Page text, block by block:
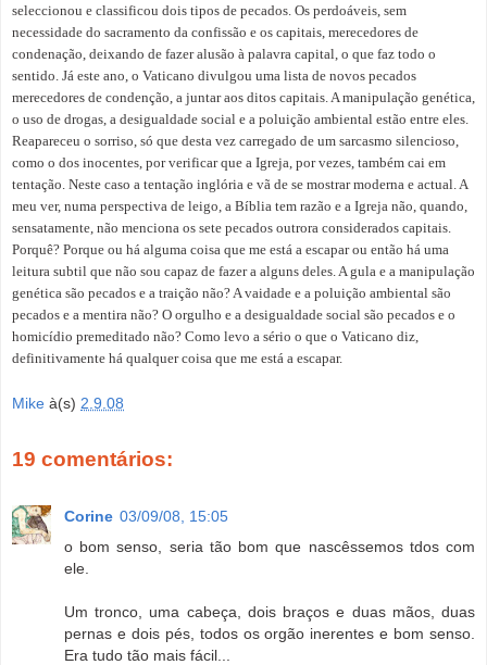
seleccionou e classificou dois tipos de pecados. Os perdoáveis, sem
necessidade do sacramento da confissão e os capitais, merecedores de
condenação, deixando de fazer alusão à palavra capital, o que faz todo o
sentido. Já este ano, o Vaticano divulgou uma lista de novos pecados
merecedores de condenção, a juntar aos ditos capitais. A manipulação genética,
o uso de drogas, a desigualdade social e a poluição ambiental estão entre eles.
Reapareceu o sorriso, só que desta vez carregado de um sarcasmo silencioso,
como o dos inocentes, por verificar que a Igreja, por vezes, também cai em
tentação. Neste caso a tentação inglória e vã de se mostrar moderna e actual. A
meu ver, numa perspectiva de leigo, a Bíblia tem razão e a Igreja não, quando,
sensatamente, não menciona os sete pecados outrora considerados capitais.
Porquê? Porque ou há alguma coisa que me está a escapar ou então há uma
leitura subtil que não sou capaz de fazer a alguns deles. A gula e a manipulação
genética são pecados e a traição não? A vaidade e a poluição ambiental são
pecados e a mentira não? O orgulho e a desigualdade social são pecados e o
homicídio premeditado não? Como levo a sério o que o Vaticano diz,
definitivamente há qualquer coisa que me está a escapar.
Mike à(s) 2.9.08
19 comentários:
Corine 03/09/08, 15:05
o bom senso, seria tão bom que nascêssemos tdos com
ele.
Um tronco, uma cabeça, dois braços e duas mãos, duas
pernas e dois pés, todos os orgão inerentes e bom senso.
Era tudo tão mais fácil...